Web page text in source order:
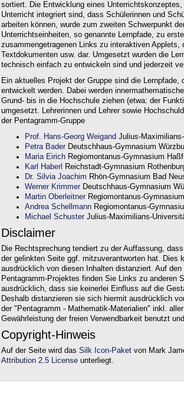
sortiert. Die Entwicklung eines
Unterricht integriert sind, dass Schülerinnen und
arbeiten können, wurde zum zweiten Schwerpunkt
Unterrichtseinheiten, so genannte Lernpfade, zu
zusammengetragenen Links zu interaktiven
Textdokumenten usw. dar. Umgesetzt wurden die
technisch einfach zu entwickeln sind und jederzeit
Ein aktuelles Projekt der Gruppe sind die
entwickelt werden. Dabei werden
Grund- bis in die Hochschule ziehen (etwa: der
umgesetzt. Lehrerinnen und Lehrer sowie
der Pentagramm-Gruppe
Prof. Hans-Georg Weigand Julius-
Petra Bader Deutschhaus-Gymnasium
Maria Eirich Regiomontanus-Gymnasium
Karl Haberl
Reichstadt-Gymnasium
Dr. Silvia Joachim Rhön-Gymnasium Bad
Werner Krimmer Deutschhaus-Gymnasium
Martin Oberleitner Regiomontanus-
Andrea Schellmann Regiomontanus-
Michael Schuster Julius-Maximilians-
Disclaimer
Die Rechtsprechung tendiert zu der Auffassung,
der gelinkten Seite ggf. mitzuverantworten hat. Dies
ausdrücklich von diesen Inhalten distanziert. Auf
Pentagramm-Projektes finden Sie Links zu anderen
ausdrücklich, dass sie keinerlei Einfluss auf die
Deshalb distanzieren sie sich hiermit ausdrücklich
der "Pentagramm - Mathematik-Materialien" inkl.
Gewährleistung der freien Verwendbarkeit benutzt
Copyright-Hinweis
Auf der Seite wird das Silk Icon-Paket von Mark
Attribution 2.5 License unterliegt.